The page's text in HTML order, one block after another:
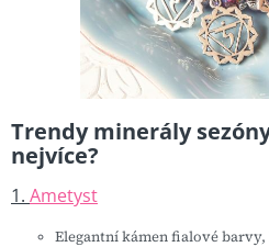
Trendy minerály
nejvíce?
1. Ametyst
Elegantní kámen fialové